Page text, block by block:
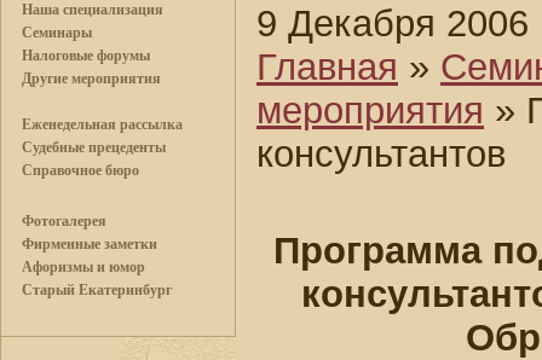
Наша специализация
Семинары
Налоговые форумы
Другие мероприятия
Еженедельная рассылка
Судебные прецеденты
Справочное бюро
Фотогалерея
Фирменные заметки
Афоризмы и юмор
Старый Екатеринбург
9 Декабря 2006
Главная »
мероприятия »
консультантов
Программа